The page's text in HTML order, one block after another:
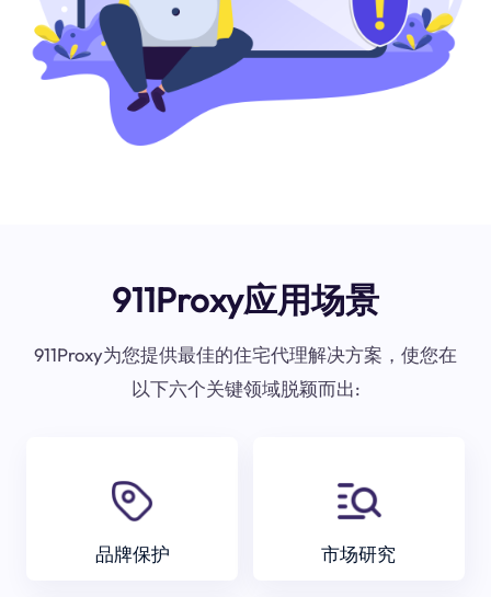
911Proxy应用场景
911Proxy为您提供最佳的住宅代理解决方案，使您在
以下六个关键领域脱颖而出:
品牌保护 市场研究